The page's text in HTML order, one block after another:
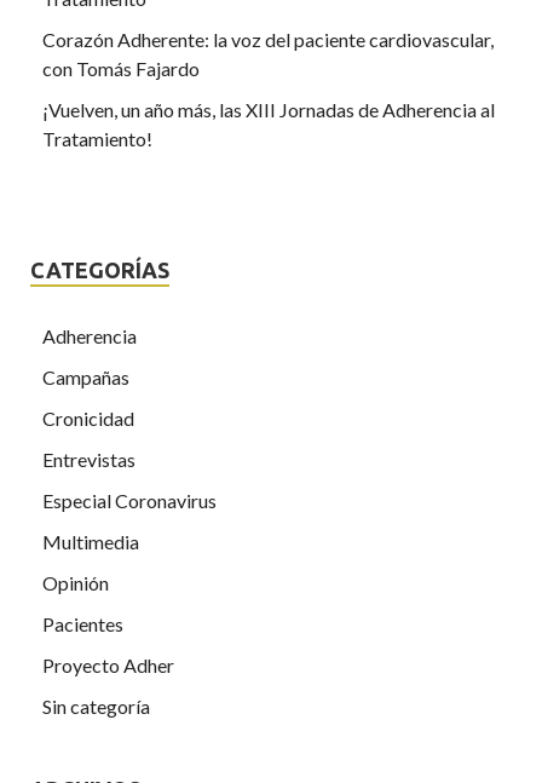
Corazón Adherente: la voz del paciente cardiovascular,
con Tomás Fajardo
¡Vuelven, un año más, las XIII Jornadas de Adherencia al
Tratamiento!
CATEGORÍAS
Adherencia
Campañas
Cronicidad
Entrevistas
Especial Coronavirus
Multimedia
Opinión
Pacientes
Proyecto Adher
Sin categoría